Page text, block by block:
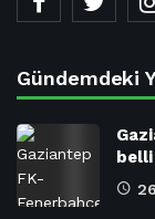
Gündemdeki